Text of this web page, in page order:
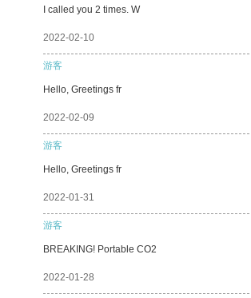
I called you 2 times. W
2022-02-10
游客
Hello, Greetings fr
2022-02-09
游客
Hello, Greetings fr
2022-01-31
游客
BREAKING! Portable CO2
2022-01-28